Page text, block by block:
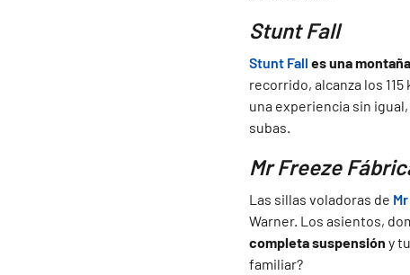
Stunt Fall
Stunt Fall es una
recorrido, alcanza los
una experiencia sin
subas.
Mr Freeze
Las sillas voladoras de
Warner. Los asientos,
completa suspensión y
familiar?